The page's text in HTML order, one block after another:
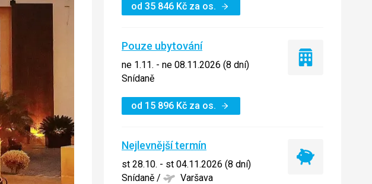
od 35 846 Kč za os.
Pouze ubytování
ne 1.11. - ne 08.11.2026 (8 dní)
Snídaně
od 15 896 Kč za os.
Pouze
Nejlevnější termín
st 28.10. - st 04.11.2026 (8 dní)
Snídaně / Varšava
Nejlevnější